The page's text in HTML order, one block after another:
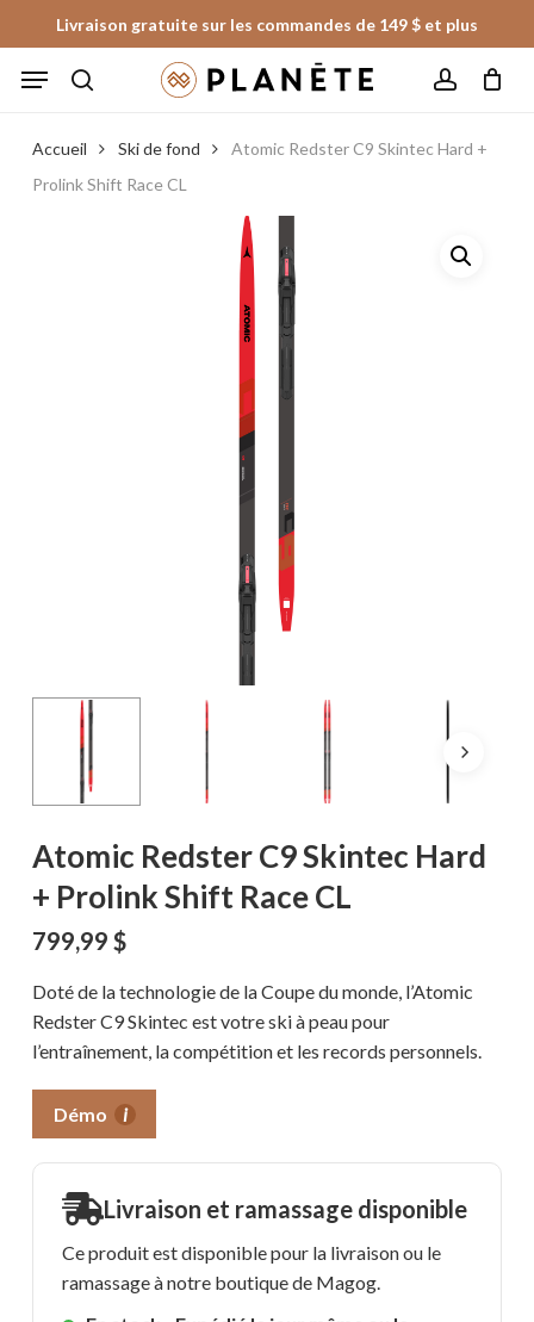
to
main
Livraison gratuite sur les commandes de 149 $ et plus
Menu
Fermer
le
panier
Accueil Ski de fond
Atomic Redster C9 Skintec Hard +
Prolink Shift Race CL
Atomic Redster C9 Skintec Hard
+ Prolink Shift Race CL
799,99 $
Doté de la technologie de la Coupe du monde, l’Atomic
Redster C9 Skintec est votre ski à peau pour
l’entraînement, la compétition et les records personnels.
Démo i
Livraison et ramassage disponible
Ce produit est disponible pour la livraison ou le
ramassage à notre boutique de Magog.